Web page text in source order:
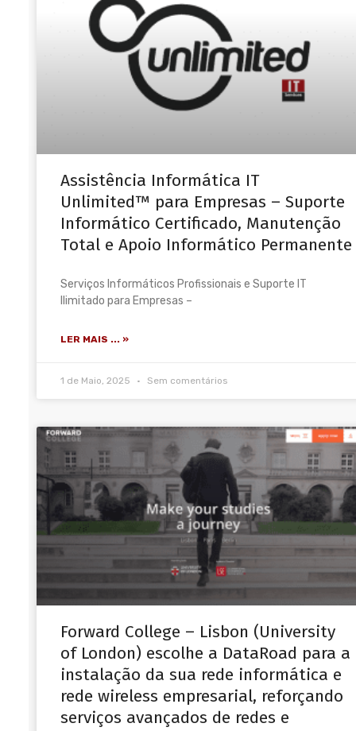
Assistência Informática IT
Unlimited™ para Empresas – Suporte
Informático Certificado, Manutenção
Total e Apoio Informático Permanente
Serviços Informáticos Profissionais e Suporte IT
Ilimitado para Empresas –
LER MAIS ... »
1 de Maio, 2025 Sem comentários
Forward College – Lisbon (University
of London) escolhe a DataRoad para a
instalação da sua rede informática e
rede wireless empresarial, reforçando
serviços avançados de redes e